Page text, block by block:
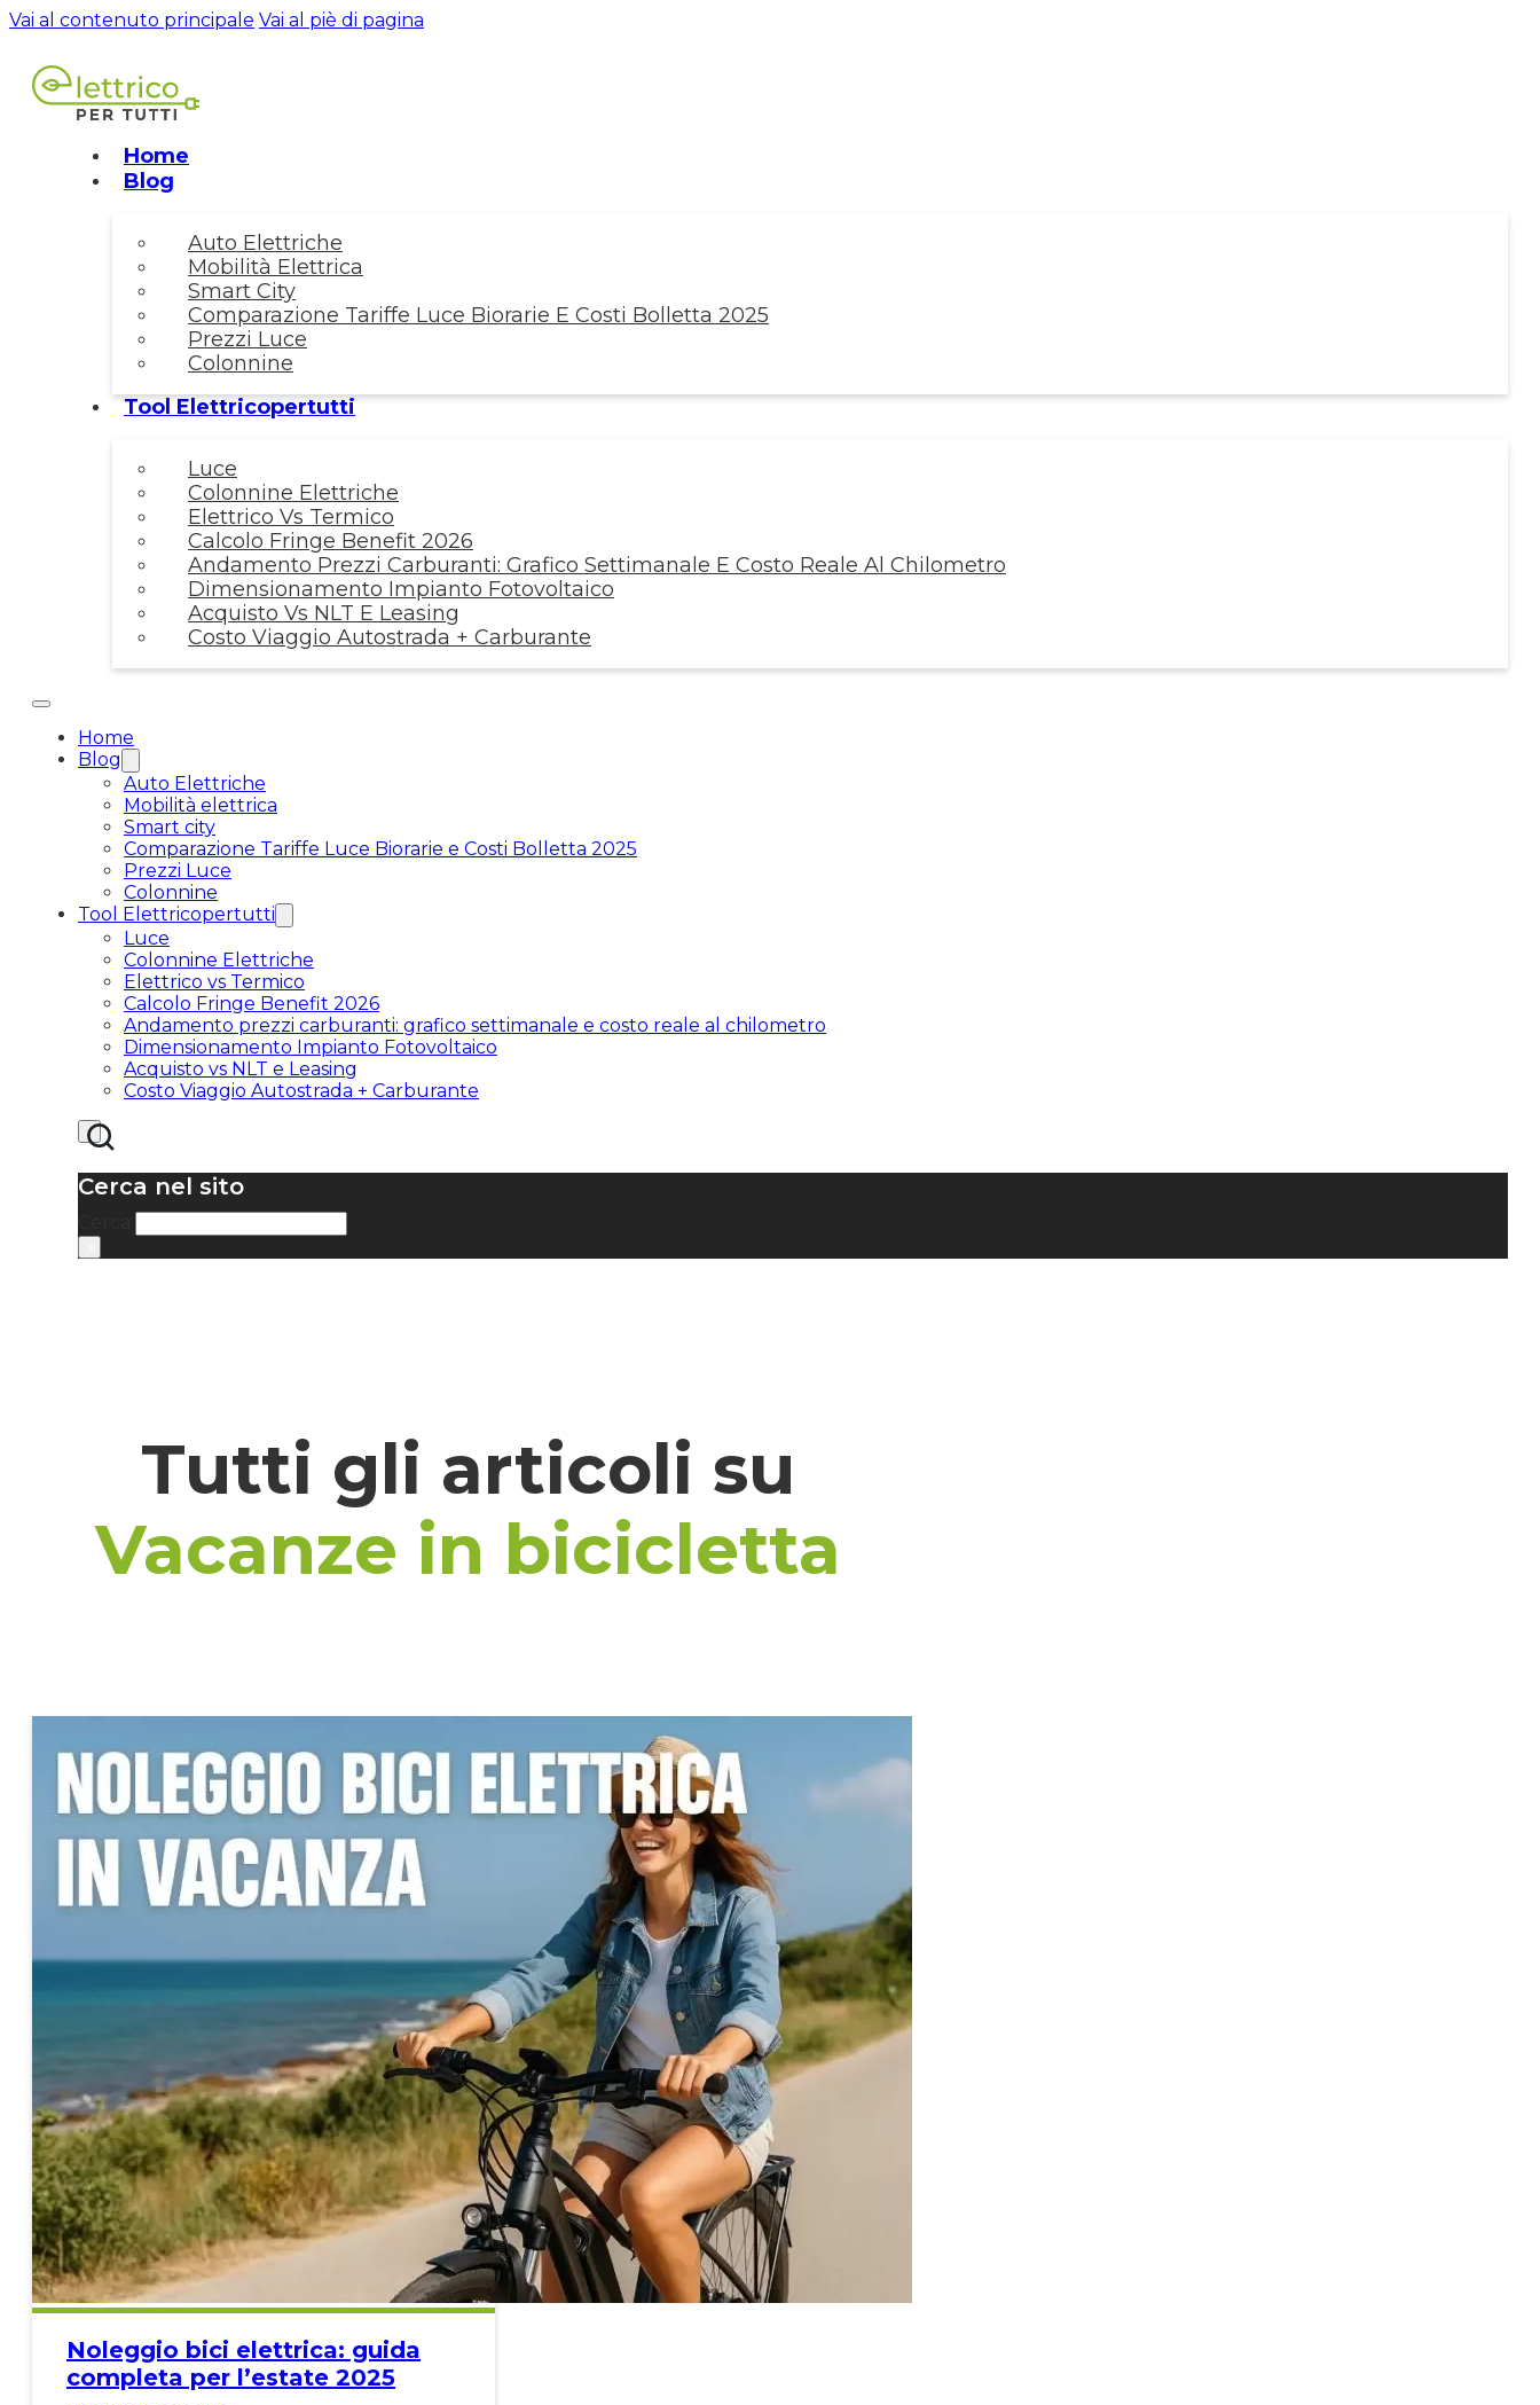
Vai al contenuto principale Vai al piè di pagina
Home
Blog
Auto Elettriche
Mobilità Elettrica
Smart City
Comparazione Tariffe Luce Biorarie E Costi Bolletta 2025
Prezzi Luce
Colonnine
Tool Elettricopertutti
Luce
Colonnine Elettriche
Elettrico Vs Termico
Calcolo Fringe Benefit 2026
Andamento Prezzi Carburanti: Grafico Settimanale E Costo Reale Al Chilometro
Dimensionamento Impianto Fotovoltaico
Acquisto Vs NLT E Leasing
Costo Viaggio Autostrada + Carburante
Home
Blog
Auto Elettriche
Mobilità elettrica
Smart city
Comparazione Tariffe Luce Biorarie e Costi Bolletta 2025
Prezzi Luce
Colonnine
Tool Elettricopertutti
Luce
Colonnine Elettriche
Elettrico vs Termico
Calcolo Fringe Benefit 2026
Andamento prezzi carburanti: grafico settimanale e costo reale al chilometro
Dimensionamento Impianto Fotovoltaico
Acquisto vs NLT e Leasing
Costo Viaggio Autostrada + Carburante
Cerca nel sito
Tutti gli articoli su
Vacanze in bicicletta
Noleggio bici elettrica: guida
completa per l’estate 2025